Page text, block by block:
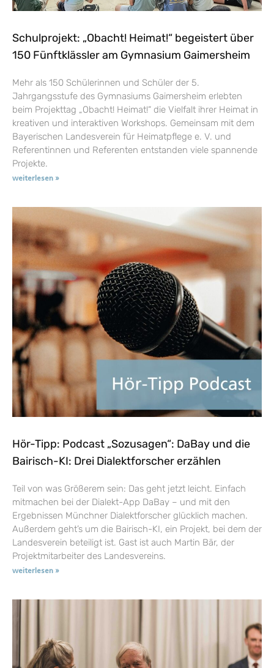
Schulprojekt: „Obacht! Heimat!“ begeistert über
150 Fünftklässler am Gymnasium Gaimersheim
Mehr als 150 Schülerinnen und Schüler der 5.
Jahrgangsstufe des Gymnasiums Gaimersheim erlebten
beim Projekttag „Obacht! Heimat!“ die Vielfalt ihrer Heimat in
kreativen und interaktiven Workshops. Gemeinsam mit dem
Bayerischen Landesverein für Heimatpflege e. V. und
Referentinnen und Referenten entstanden viele spannende
Projekte.
weiterlesen »
Hör-Tipp: Podcast „Sozusagen“: DaBay und die
Bairisch-KI: Drei Dialektforscher erzählen
Teil von was Größerem sein: Das geht jetzt leicht. Einfach
mitmachen bei der Dialekt-App DaBay – und mit den
Ergebnissen Münchner Dialektforscher glücklich machen.
Außerdem geht’s um die Bairisch-KI, ein Projekt, bei dem der
Landesverein beteiligt ist. Gast ist auch Martin Bär, der
Projektmitarbeiter des Landesvereins.
weiterlesen »